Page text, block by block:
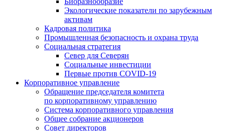
Экологические показатели по зарубежным
активам
Кадровая политика
Промышленная безопасность и охрана труда
Социальная стратегия
Север для Северян
Социальные инвестиции
Первые против COVID‑19
Корпоративное управление
Обращение председателя комитета
по корпоративному управлению
Система корпоративного управления
Общее собрание акционеров
Совет директоров